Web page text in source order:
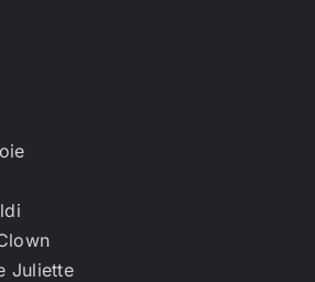
Juliette